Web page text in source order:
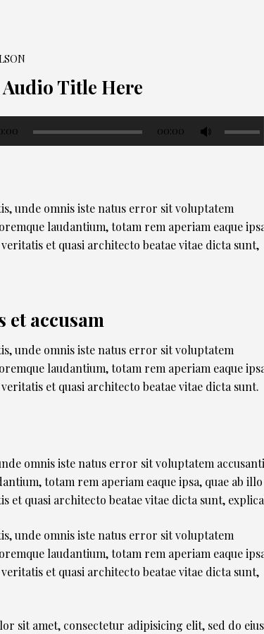
Title Here
00:00
Up/
increase
or
decrease
unde omnis iste natus error sit voluptatem
laudantium, totam rem aperiam eaque
et quasi architecto beatae vitae dicta sunt,
et accusam
unde omnis iste natus error sit voluptatem
laudantium, totam rem aperiam eaque
et quasi architecto beatae vitae dicta sunt.
omnis iste natus error sit voluptatem
totam rem aperiam eaque ipsa, quae ab illo
et quasi architecto beatae vitae dicta sunt,
unde omnis iste natus error sit voluptatem
laudantium, totam rem aperiam eaque
et quasi architecto beatae vitae dicta sunt,
sit amet, consectetur adipisicing elit, sed do